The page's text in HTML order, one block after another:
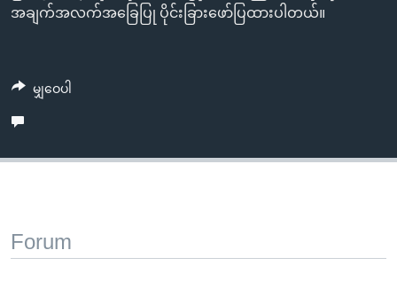
သို့အချက်အလက်အခြေပြု ပိုင်းခြားဖော်ပြထားပါတယ်။
မျှဝေပါ
Forum